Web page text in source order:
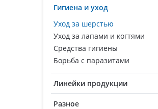
Гигиена и уход
Уход за шерстью
Уход за лапами и когтями
Средства гигиены
Борьба с паразитами
Линейки продукции
Разное